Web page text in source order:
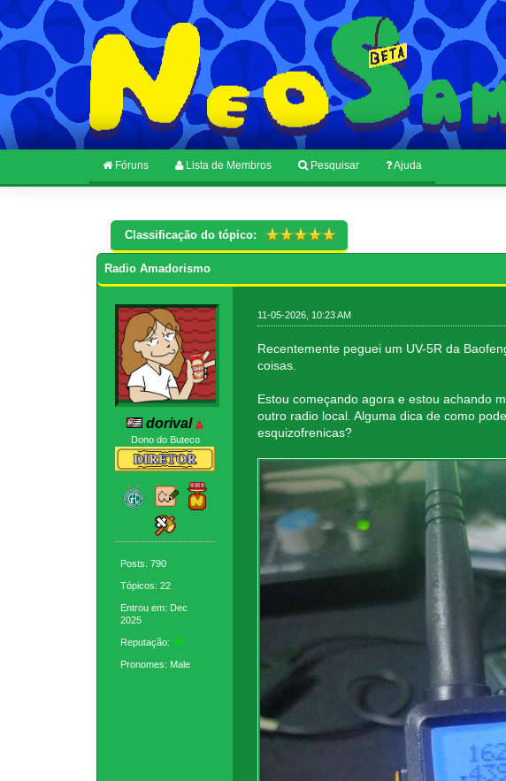
Fóruns Lista de Membros Pesquisar Ajuda
Classificação do tópico:
Radio Amadorismo
dorival
Dono do Buteco
Posts: 790
Tópicos: 22
Entrou em: Dec
2025
Reputação:38
Pronomes: Male
11-05-2026, 10:23 AM
Recentemente peguei um UV-5R da
coisas.
Estou começando agora e estou achando
outro radio local. Alguma dica de como
esquizofrenicas?